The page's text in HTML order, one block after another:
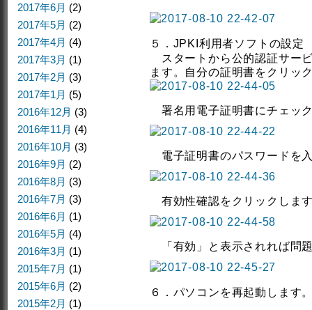
５．JPKI利用者ソフトの設定
スタートから公的認証サー
ます。自分の証明書をクリッ
署名用電子証明書にチェッ
電子証明書のパスワードを
有効性確認をクリックしま
「有効」と表示されれば問
６．パソコンを再起動します
2017年6月 (2)
2017年5月 (2)
2017年4月 (4)
2017年3月 (1)
2017年2月 (3)
2017年1月 (5)
2016年12月 (3)
2016年11月 (4)
2016年10月 (3)
2016年9月 (2)
2016年8月 (3)
2016年7月 (3)
2016年6月 (1)
2016年5月 (4)
2016年3月 (1)
2015年7月 (1)
2015年6月 (2)
2015年2月 (1)